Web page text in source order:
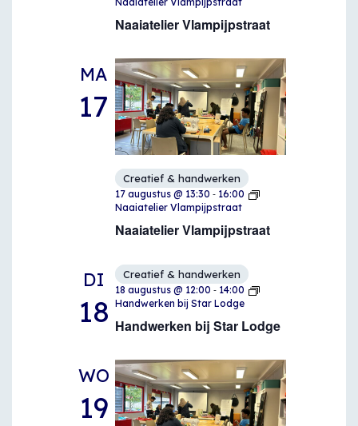
Naaiatelier Vlampijpstraat
MA
17
Naaiatelier Vlampijpstraat
Creatief & handwerken
17 augustus @ 13:30 - 16:00
Naaiatelier Vlampijpstraat
DI
18 Handwerken bij Star Lodge
Creatief & handwerken
18 augustus @ 12:00 - 14:00
Handwerken bij Star Lodge
WO
19